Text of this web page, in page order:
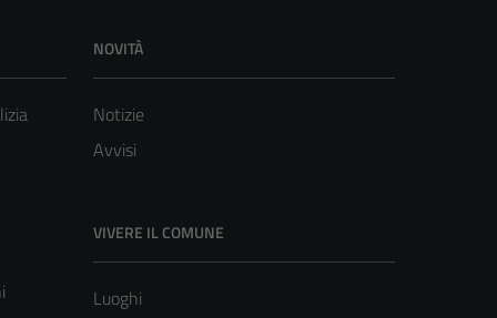
NOVITÀ
Notizie
Avvisi
VIVERE IL COMUNE
Luoghi